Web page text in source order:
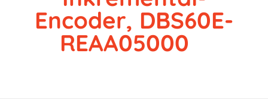
Encoder, DBS60E-
REAA05000